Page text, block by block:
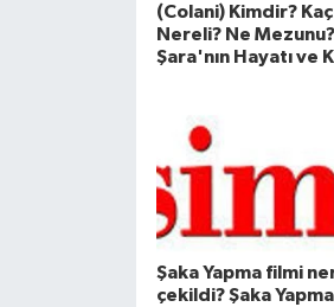
(Colani) Kimdir? Kaç
Nereli? Ne
Şara'nın Hayatı ve
Şaka Yapma filmi
çekildi? Şaka